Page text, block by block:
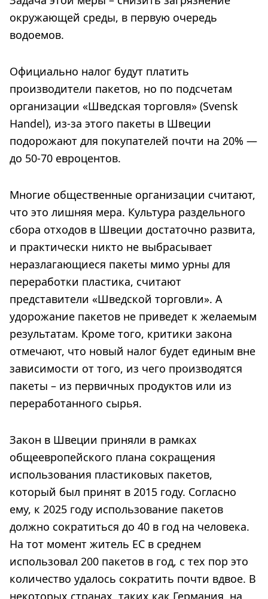
окружающей среды, в первую очередь
водоемов.
Официально налог будут платить
производители пакетов, но по подсчетам
организации «Шведская торговля» (Svensk
Handel), из-за этого пакеты в Швеции
подорожают для покупателей почти на 20% —
до 50-70 евроцентов.
Многие общественные организации считают,
что это лишняя мера. Культура раздельного
сбора отходов в Швеции достаточно развита,
и практически никто не выбрасывает
неразлагающиеся пакеты мимо урны для
переработки пластика, считают
представители «Шведской торговли». А
удорожание пакетов не приведет к желаемым
результатам. Кроме того, критики закона
отмечают, что новый налог будет единым вне
зависимости от того, из чего производятся
пакеты – из первичных продуктов или из
переработанного сырья.
Закон в Швеции приняли в рамках
общеевропейского плана сокращения
использования пластиковых пакетов,
который был принят в 2015 году. Согласно
ему, к 2025 году использование пакетов
должно сократиться до 40 в год на человека.
На тот момент житель ЕС в среднем
использовал 200 пакетов в год, с тех пор это
количество удалось сократить почти вдвое. В
некоторых странах, таких как Германия, на